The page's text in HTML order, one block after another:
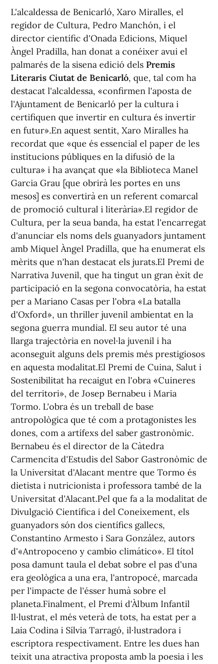
L'alcaldessa de Benicarló, Xaro Miralles, el
regidor de Cultura, Pedro Manchón, i el
director científic d'Onada Edicions, Miquel
Àngel Pradilla, han donat a conéixer avui el
palmarés de la sisena edició dels Premis
Literaris Ciutat de Benicarló, que, tal com ha
destacat l'alcaldessa, «confirmen l'aposta de
l'Ajuntament de Benicarló per la cultura i
certifiquen que invertir en cultura és invertir
en futur».En aquest sentit, Xaro Miralles ha
recordat que «que és essencial el paper de les
institucions públiques en la difusió de la
cultura» i ha avançat que «la Biblioteca Manel
Garcia Grau [que obrirà les portes en uns
mesos] es convertirà en un referent comarcal
de promoció cultural i literària».El regidor de
Cultura, per la seua banda, ha estat l'encarregat
d'anunciar els noms dels guanyadors juntament
amb Miquel Àngel Pradilla, que ha enumerat els
mèrits que n'han destacat els jurats.El Premi de
Narrativa Juvenil, que ha tingut un gran èxit de
participació en la segona convocatòria, ha estat
per a Mariano Casas per l'obra «La batalla
d'Oxford», un thriller juvenil ambientat en la
segona guerra mundial. El seu autor té una
llarga trajectòria en novel·la juvenil i ha
aconseguit alguns dels premis més prestigiosos
en aquesta modalitat.El Premi de Cuina, Salut i
Sostenibilitat ha recaigut en l'obra «Cuineres
del territori», de Josep Bernabeu i Maria
Tormo. L'obra és un treball de base
antropològica que té com a protagonistes les
dones, com a artífexs del saber gastronòmic.
Bernabeu és el director de la Càtedra
Carmencita d'Estudis del Sabor Gastronòmic de
la Universitat d'Alacant mentre que Tormo és
dietista i nutricionista i professora també de la
Universitat d'Alacant.Pel que fa a la modalitat de
Divulgació Científica i del Coneixement, els
guanyadors són dos científics gallecs,
Constantino Armesto i Sara González, autors
d'«Antropoceno y cambio climático». El títol
posa damunt taula el debat sobre el pas d'una
era geològica a una era, l'antropocé, marcada
per l'impacte de l'ésser humà sobre el
planeta.Finalment, el Premi d'Àlbum Infantil
Il·lustrat, el més veterà de tots, ha estat per a
Laia Codina i Sílvia Tarragó, il·lustradora i
escriptora respectivament. Entre les dues han
teixit una atractiva proposta amb la poesia i les